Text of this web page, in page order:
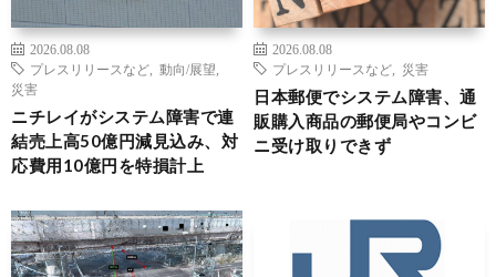
2026.08.08
プレスリリースなど
動向/展望
災害
ニチレイがシステム障害で連
結売上高50億円減見込み、対
応費用10億円を特損計上
2026.08.08
プレスリリースなど
災害
日本郵便でシステム障害、通
販購入商品の郵便局やコンビ
ニ受け取りできず